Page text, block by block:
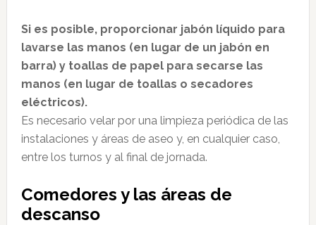
Si es posible, proporcionar jabón líquido para
lavarse las manos (en lugar de un jabón en
barra) y toallas de papel para secarse las
manos (en lugar de toallas o secadores
eléctricos).
Es necesario velar por una limpieza periódica de las
instalaciones y áreas de aseo y, en cualquier caso,
entre los turnos y al final de jornada.
Comedores y las áreas de
descanso